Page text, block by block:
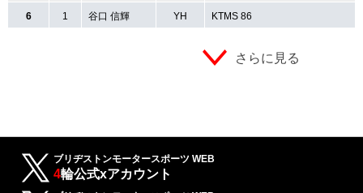
6 1 谷口 信輝 YH KTMS 86
さらに見る
ブリヂストンモータースポーツ WEB
4輪公式xアカウント